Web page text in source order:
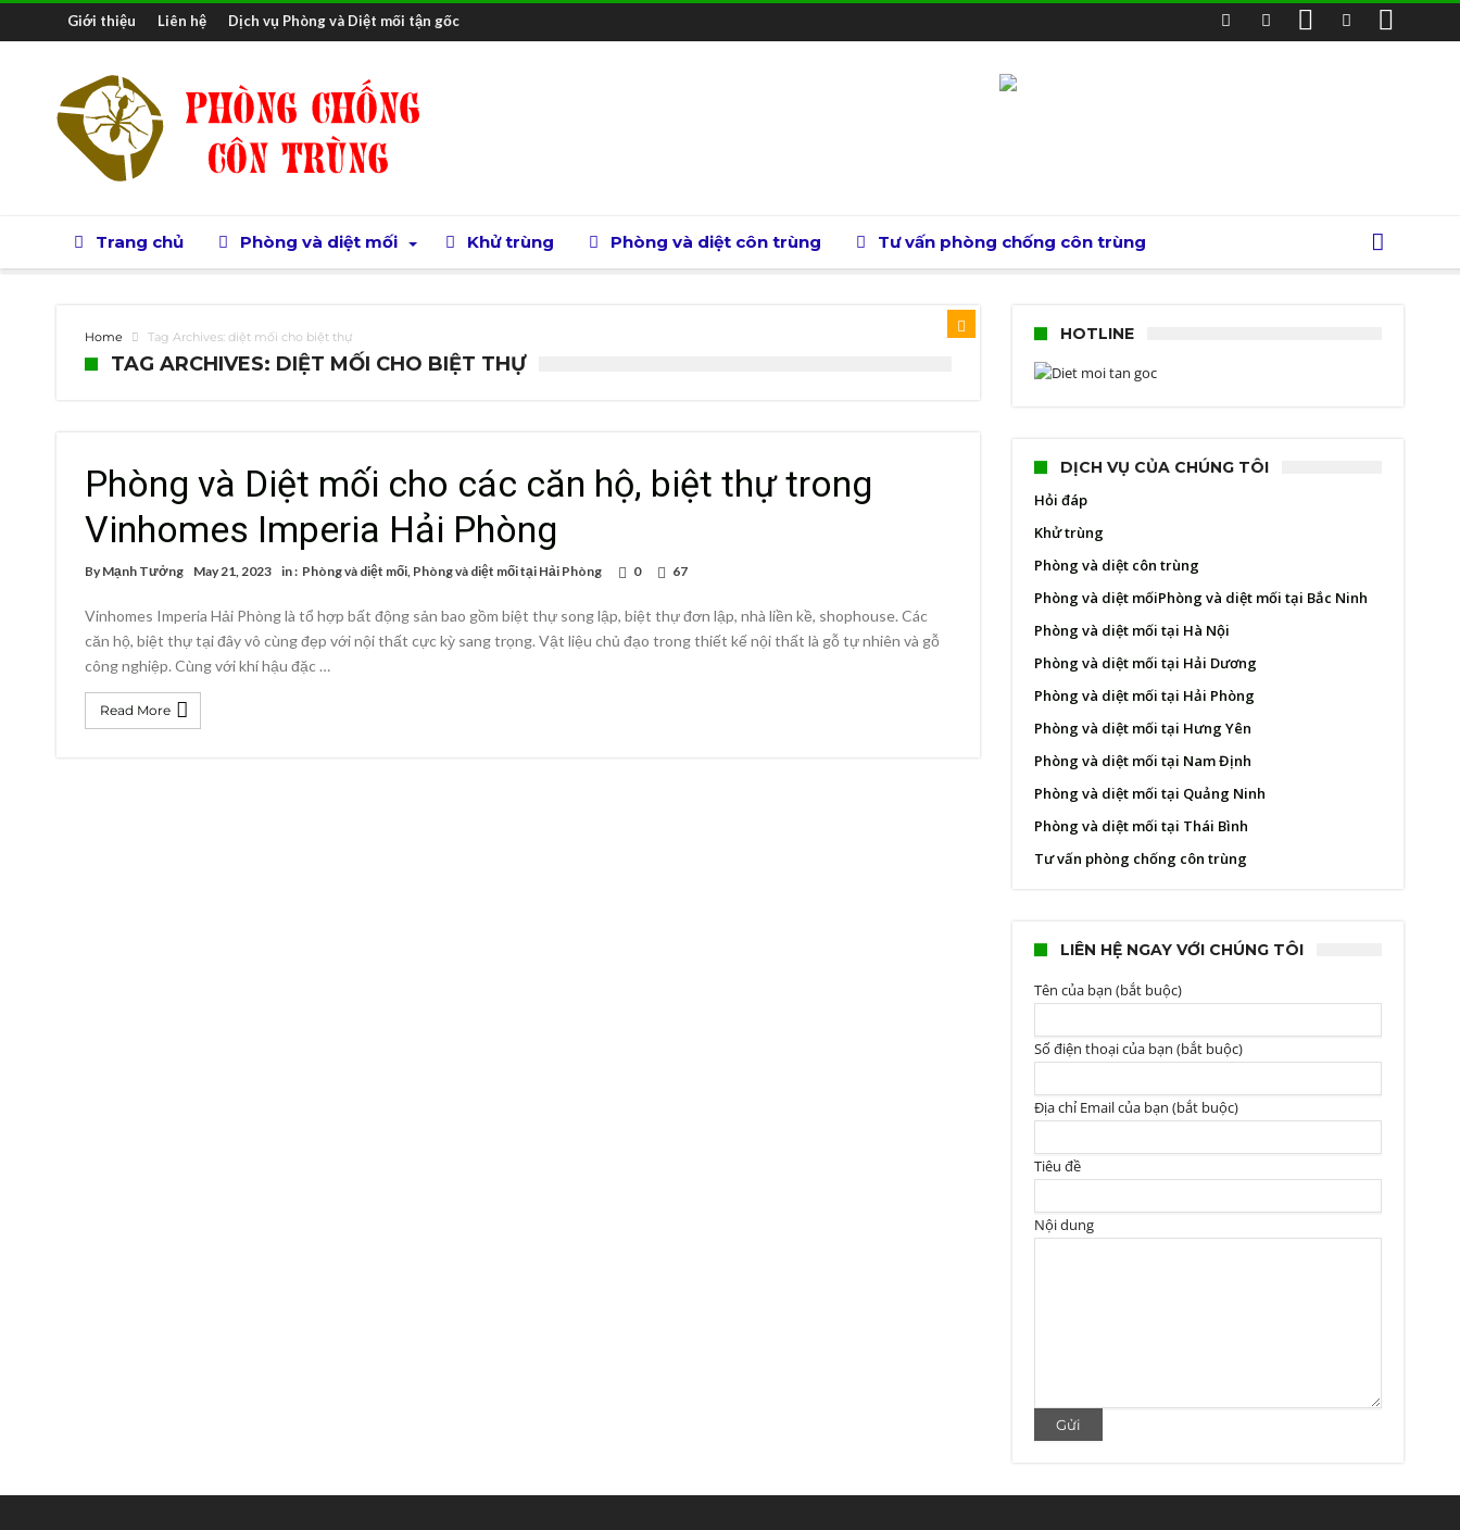
Giới thiệu Liên hệ Dịch vụ Phòng và Diệt mối tận gốc
Trang chủ Phòng và diệt mối Khử trùng Phòng và diệt côn trùng Tư vấn phòng chống côn trùng
Home Tag Archives: diệt mối cho biệt thự
TAG ARCHIVES: DIỆT MỐI CHO BIỆT THỰ
Phòng và Diệt mối cho các căn hộ, biệt thự trong
Vinhomes Imperia Hải Phòng
By Mạnh Tưởng May 21, 2023 in : Phòng và diệt mối, Phòng và diệt mối tại Hải Phòng 0 67
Vinhomes Imperia Hải Phòng là tổ hợp bất động sản bao gồm biệt thự song lập, biệt thự đơn lập, nhà liền kề, shophouse. Các
căn hộ, biệt thự tại đây vô cùng đẹp với nội thất cực kỳ sang trọng. Vật liệu chủ đạo trong thiết kế nội thất là gỗ tự nhiên và gỗ
công nghiệp. Cùng với khí hậu đặc …
Read More
HOTLINE
DỊCH VỤ CỦA CHÚNG TÔI
Hỏi đáp
Khử trùng
Phòng và diệt côn trùng
Phòng và diệt mốiPhòng và diệt mối tại Bắc Ninh
Phòng và diệt mối tại Hà Nội
Phòng và diệt mối tại Hải Dương
Phòng và diệt mối tại Hải Phòng
Phòng và diệt mối tại Hưng Yên
Phòng và diệt mối tại Nam Định
Phòng và diệt mối tại Quảng Ninh
Phòng và diệt mối tại Thái Bình
Tư vấn phòng chống côn trùng
LIÊN HỆ NGAY VỚI CHÚNG TÔI
Tên của bạn (bắt buộc)
Số điện thoại của bạn (bắt buộc)
Địa chỉ Email của bạn (bắt buộc)
Tiêu đề
Nội dung